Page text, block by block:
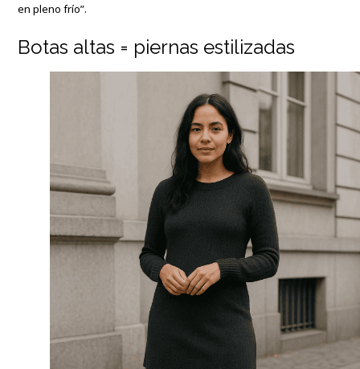
en pleno frío”.
Botas altas = piernas estilizadas